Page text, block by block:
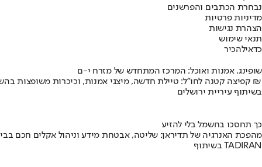
נבחרת הכתבים והפרשנים
מדיניות פרטיות
הצהרת נגישות
תנאי שימוש
כדאילהכיר
שופינג, אמנות ואוכל: המרכז המתחדש של מזרח י-ם
קפיצה קטנה לחו"ל: טיילת חדשה, מיצגי אמנות, וכיכרות משופצות בהשקעה של 100 מיליון ₪
בשיתוף עיריית ירושלים
כך תחסכו בחשמל בלי להזיע
מהפכת האנרגיה של תדיראן: שליטה, אבטחת מידע וניהול אקלים חכם
בשיתוף TADIRAN